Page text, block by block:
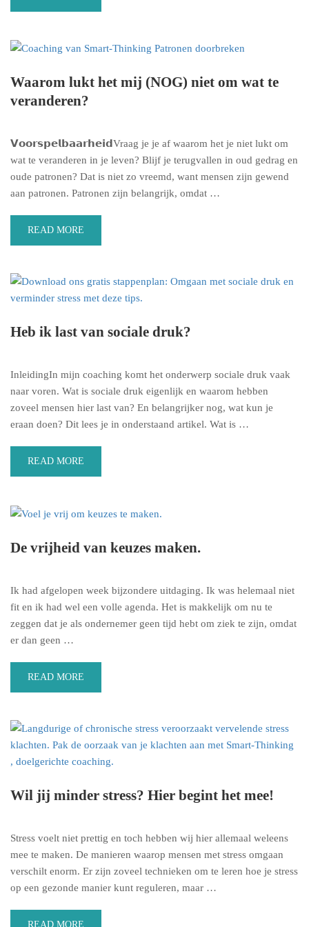
Waarom lukt het mij (NOG) niet om wat te
veranderen?
𝗩𝗼𝗼𝗿𝘀𝗽𝗲𝗹𝗯𝗮𝗮𝗿𝗵𝗲𝗶𝗱Vraag je je af waarom het je niet lukt om
wat te veranderen in je leven? Blijf je terugvallen in oud gedrag en
oude patronen? Dat is niet zo vreemd, want mensen zijn gewend
aan patronen. Patronen zijn belangrijk, omdat …
READ MORE
Heb ik last van sociale druk?
InleidingIn mijn coaching komt het onderwerp sociale druk vaak
naar voren. Wat is sociale druk eigenlijk en waarom hebben
zoveel mensen hier last van? En belangrijker nog, wat kun je
eraan doen? Dit lees je in onderstaand artikel. Wat is …
READ MORE
De vrijheid van keuzes maken.
Ik had afgelopen week bijzondere uitdaging. Ik was helemaal niet
fit en ik had wel een volle agenda. Het is makkelijk om nu te
zeggen dat je als ondernemer geen tijd hebt om ziek te zijn, omdat
er dan geen …
READ MORE
Wil jij minder stress? Hier begint het mee!
Stress voelt niet prettig en toch hebben wij hier allemaal weleens
mee te maken. De manieren waarop mensen met stress omgaan
verschilt enorm. Er zijn zoveel technieken om te leren hoe je stress
op een gezonde manier kunt reguleren, maar …
READ MORE